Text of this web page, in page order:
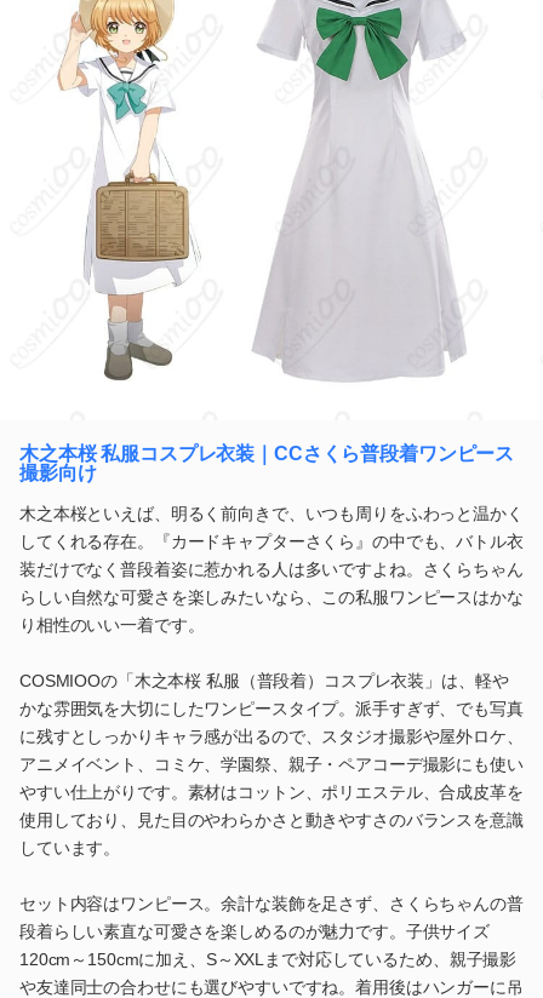
木之本桜 私服コスプレ衣装｜CCさくら普段着ワンピース
撮影向け
木之本桜といえば、明るく前向きで、いつも周りをふわっと温かく
してくれる存在。『カードキャプターさくら』の中でも、バトル衣
装だけでなく普段着姿に惹かれる人は多いですよね。さくらちゃん
らしい自然な可愛さを楽しみたいなら、この私服ワンピースはかな
り相性のいい一着です。
COSMIOOの「木之本桜 私服（普段着）コスプレ衣装」は、軽や
かな雰囲気を大切にしたワンピースタイプ。派手すぎず、でも写真
に残すとしっかりキャラ感が出るので、スタジオ撮影や屋外ロケ、
アニメイベント、コミケ、学園祭、親子・ペアコーデ撮影にも使い
やすい仕上がりです。素材はコットン、ポリエステル、合成皮革を
使用しており、見た目のやわらかさと動きやすさのバランスを意識
しています。
セット内容はワンピース。余計な装飾を足さず、さくらちゃんの普
段着らしい素直な可愛さを楽しめるのが魅力です。子供サイズ
120cm～150cmに加え、S～XXLまで対応しているため、親子撮影
や友達同士の合わせにも選びやすいですね。着用後はハンガーに吊